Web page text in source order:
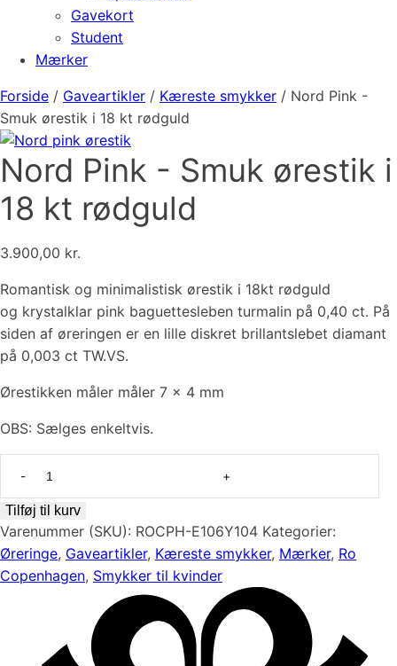
Gavekort
Student
Mærker
Forside / Gaveartikler / Kæreste smykker / Nord Pink -
Smuk ørestik i 18 kt rødguld
Nord Pink - Smuk ørestik i
18 kt rødguld
3.900,00 kr.
Romantisk og minimalistisk ørestik i 18kt rødguld
og krystalklar pink baguettesleben turmalin på 0,40 ct. På
siden af øreringen er en lille diskret brillantslebet diamant
på 0,003 ct TW.VS.
Ørestikken måler måler 7 x 4 mm
OBS: Sælges enkeltvis.
-
Smuk
ørestik
i
Tilføj til kurv
Varenummer (SKU): ROCPH-E106Y104 Kategorier:
Øreringe, Gaveartikler, Kæreste smykker, Mærker, Ro
Copenhagen, Smykker til kvinder